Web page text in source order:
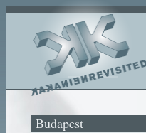
Budapest